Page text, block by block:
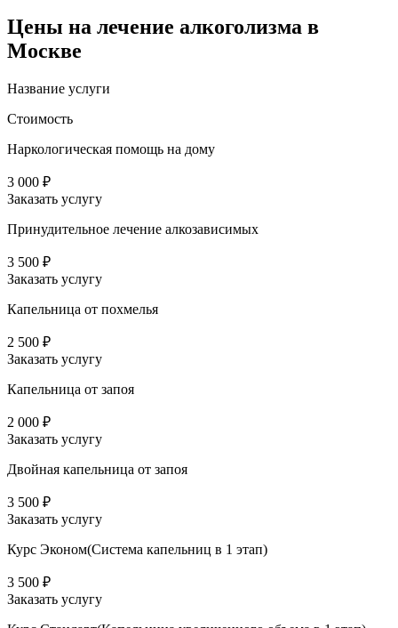
Цены на лечение алкоголизма в
Москве
Название услуги
Стоимость
Наркологическая помощь на дому
3 000 ₽
Заказать услугу
Принудительное лечение алкозависимых
3 500 ₽
Заказать услугу
Капельница от похмелья
2 500 ₽
Заказать услугу
Капельница от запоя
2 000 ₽
Заказать услугу
Двойная капельница от запоя
3 500 ₽
Заказать услугу
Курс Эконом(Система капельниц в 1 этап)
3 500 ₽
Заказать услугу